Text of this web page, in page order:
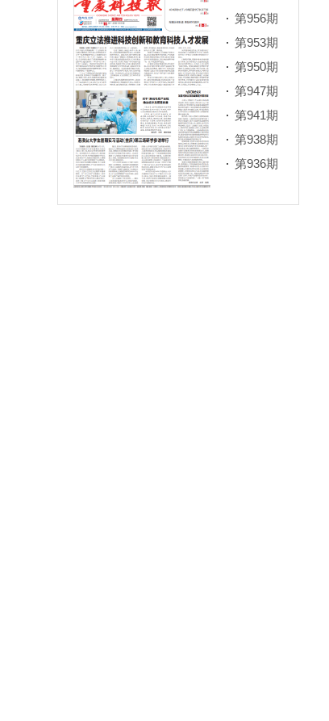
第956期
第953期
第950期
第947期
第941期
第938期
第936期